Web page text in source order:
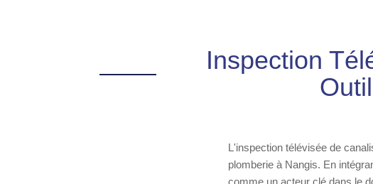
Inspection
L'inspection télévisée de
plomberie à Nangis. En
comme un acteur clé dans le